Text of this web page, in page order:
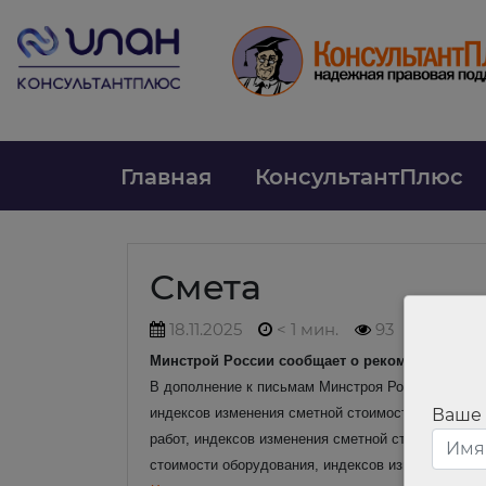
Главная КонсультантПлюс
Смета
18.11.2025 < 1 мин. 93
Минстрой России сообщает о рекомендуемой
В дополнение к письмам Минстроя России от
индексов изменения сметной стоимости
работ, индексов изменения сметной стоимости
стоимости оборудования, индексов изменения
Ваше